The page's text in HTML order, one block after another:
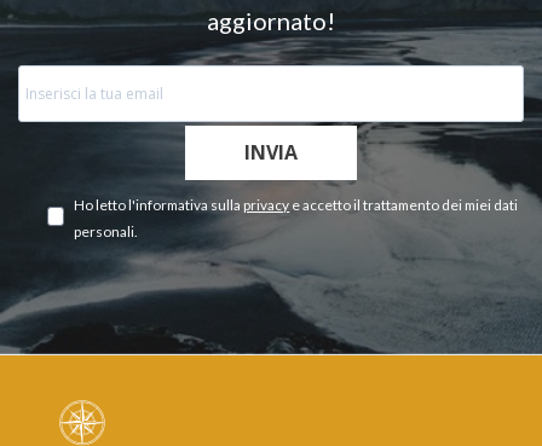
aggiornato!
INVIA
Ho letto l'informativa sulla privacy e accetto il trattamento dei miei dati
personali.